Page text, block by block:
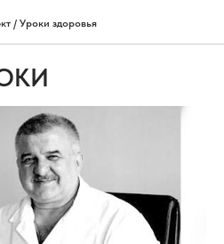
/ Уроки здоровья